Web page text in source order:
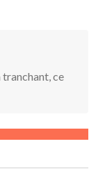
tranchant, ce